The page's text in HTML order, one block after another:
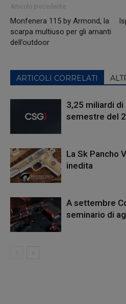
Articolo precedente
Monfenera 115 by Armond, la
scarpa multiuso per gli amanti
dell’outdoor
ARTICOLI CORRELATI
3,25 miliardi di
semestre del
La Sk Pancho
inedita
A settembre
seminario di